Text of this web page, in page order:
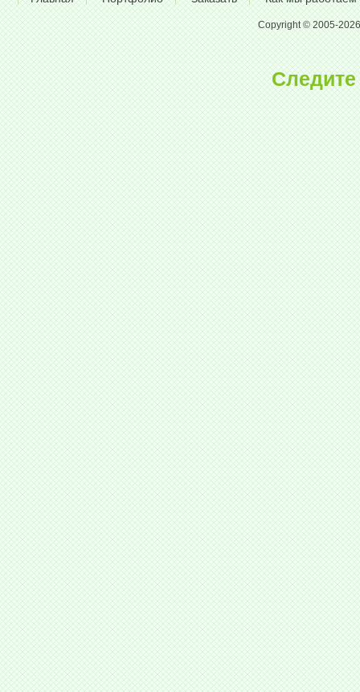
Copyright © 2005-